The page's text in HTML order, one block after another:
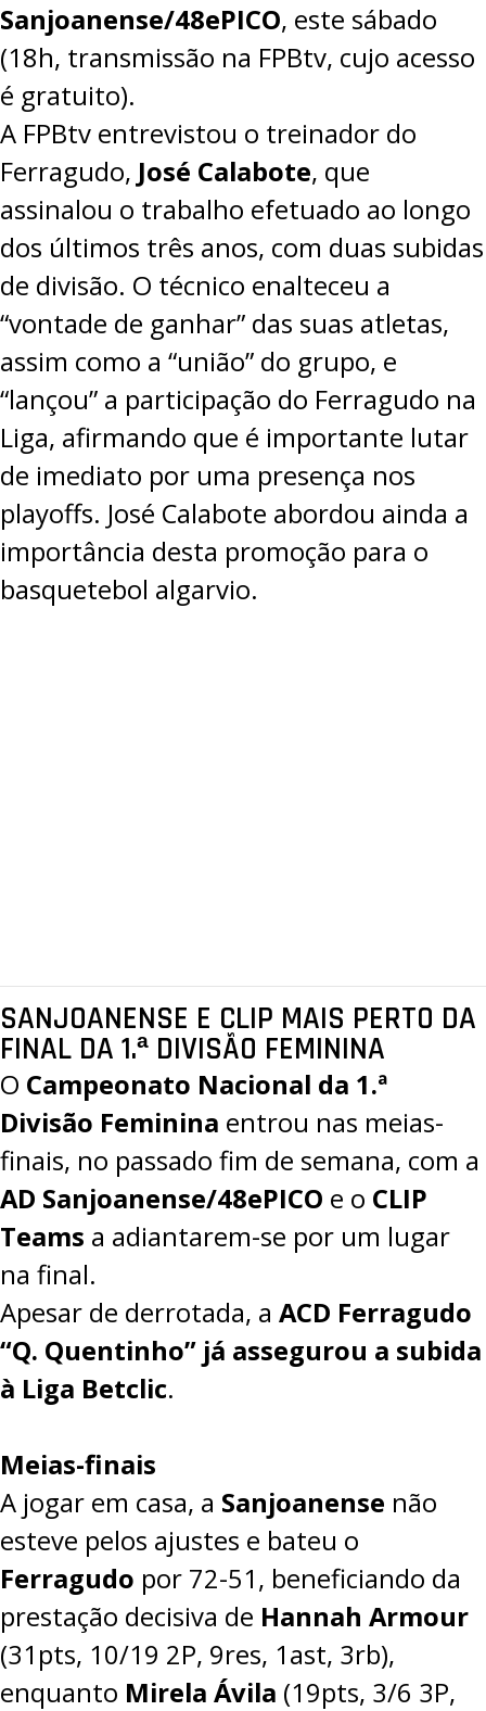
Sanjoanense/48ePICO, este sábado
(18h, transmissão na FPBtv, cujo acesso
é gratuito).
A FPBtv entrevistou o treinador do
Ferragudo, José Calabote, que
assinalou o trabalho efetuado ao longo
dos últimos três anos, com duas subidas
de divisão. O técnico enalteceu a
“vontade de ganhar” das suas atletas,
assim como a “união” do grupo, e
“lançou” a participação do Ferragudo na
Liga, afirmando que é importante lutar
de imediato por uma presença nos
playoffs. José Calabote abordou ainda a
importância desta promoção para o
basquetebol algarvio.
SANJOANENSE E CLIP MAIS PERTO DA
FINAL DA 1.ª DIVISÃO FEMININA
O Campeonato Nacional da 1.ª
Divisão Feminina entrou nas meias-
finais, no passado fim de semana, com a
AD Sanjoanense/48ePICO e o CLIP
Teams a adiantarem-se por um lugar
na final.
Apesar de derrotada, a ACD Ferragudo
“Q. Quentinho” já assegurou a subida
à Liga Betclic.
Meias-finais
A jogar em casa, a Sanjoanense não
esteve pelos ajustes e bateu o
Ferragudo por 72-51, beneficiando da
prestação decisiva de Hannah Armour
(31pts, 10/19 2P, 9res, 1ast, 3rb),
enquanto Mirela Ávila (19pts, 3/6 3P,